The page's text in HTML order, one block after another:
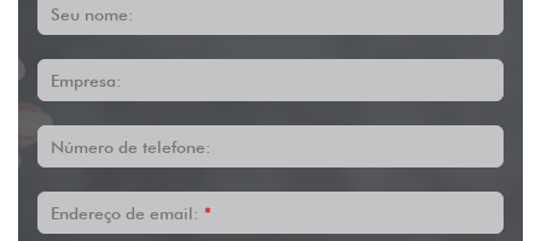
Seu nome:
Empresa:
Número de telefone:
Endereço de email: *